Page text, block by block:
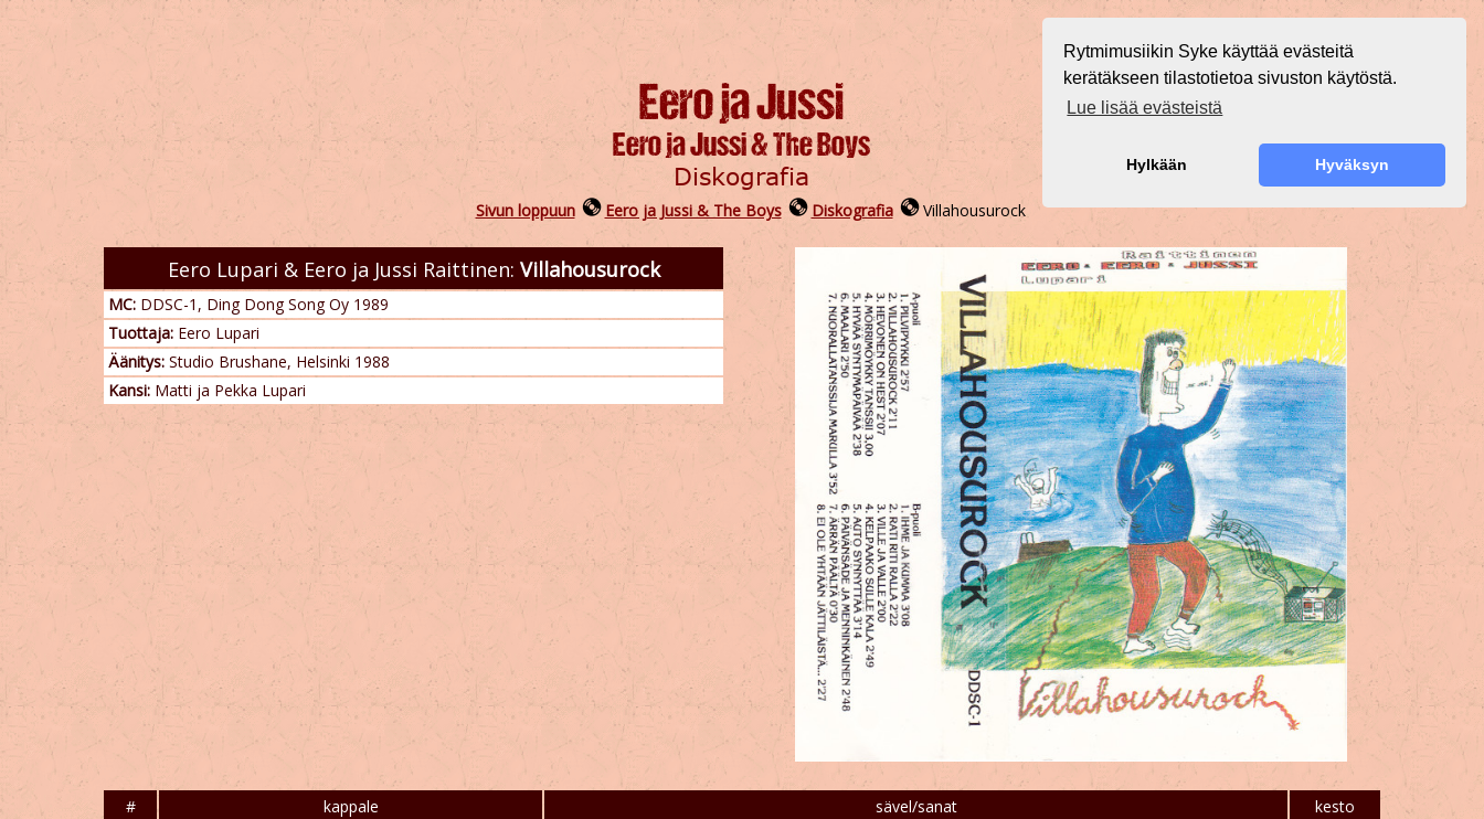
Rytmimusiikin Syke käyttää evästeitä
kerätäkseen tilastotietoa sivuston käytöstä.
Lue lisää evästeistä
Hylkään Hyväksyn
Sivun loppuun Eero ja Jussi & The Boys Diskografia Villahousurock
Eero Lupari & Eero ja Jussi Raittinen: Villahousurock
MC: DDSC-1, Ding Dong Song Oy 1989
Tuottaja: Eero Lupari
Äänitys: Studio Brushane, Helsinki 1988
Kansi: Matti ja Pekka Lupari
# kappale sävel/sanat
kesto